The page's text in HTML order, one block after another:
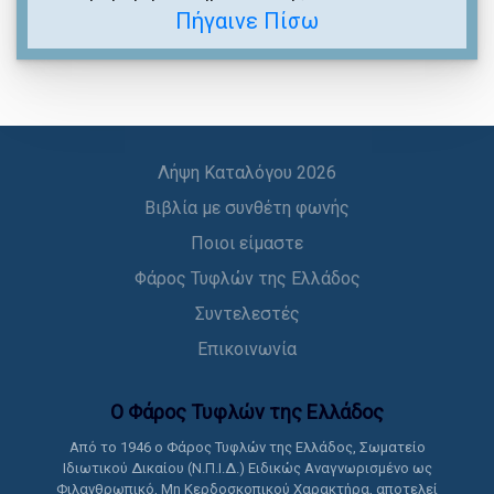
Πήγαινε Πίσω
Λήψη Καταλόγου 2026
Βιβλία με συνθέτη φωνής
Ποιοι είμαστε
Φάρος Τυφλών της Ελλάδος
Συντελεστές
Επικοινωνία
Ο Φάρος Τυφλών της Ελλάδoς
Από το 1946 ο Φάρος Τυφλών της Ελλάδος, Σωματείο
Ιδιωτικού Δικαίου (Ν.Π.Ι.Δ.) Ειδικώς Αναγνωρισμένο ως
Φιλανθρωπικό, Μη Κερδοσκοπικού Χαρακτήρα, αποτελεί